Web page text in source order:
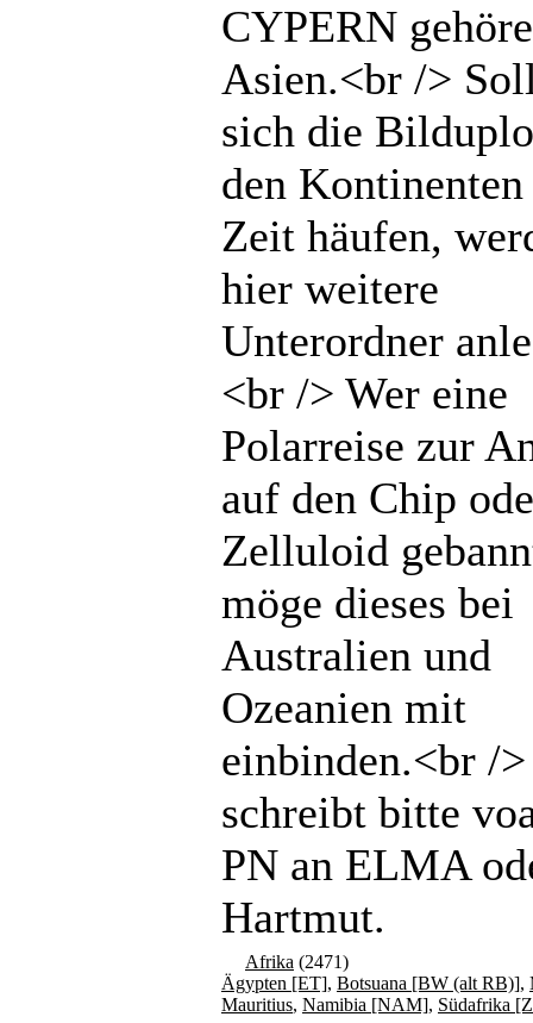
CYPERN
Asien.<br />
sich die
den
Zeit häufen,
hier weitere
Unterordner
<br /> Wer eine
Polarreise zur
auf den Chip
Zelluloid
möge dieses bei
Australien und
Ozeanien mit
einbinden.<br /
schreibt bitte
PN an ELMA
Hartmut.
Afrika (2471)
Ägypten [ET], Botsuana [BW (alt RB)],
Mauritius, Namibia [NAM], Südafrika